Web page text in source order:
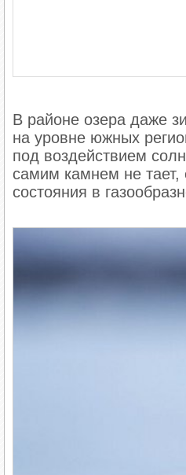
В районе озера даже
на уровне южных
под воздействием
самим камнем не тает,
состояния в